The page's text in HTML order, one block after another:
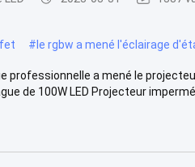
#le rgbw a mené l'éclairage
professionnelle a mené le
de 100W LED Projecteur